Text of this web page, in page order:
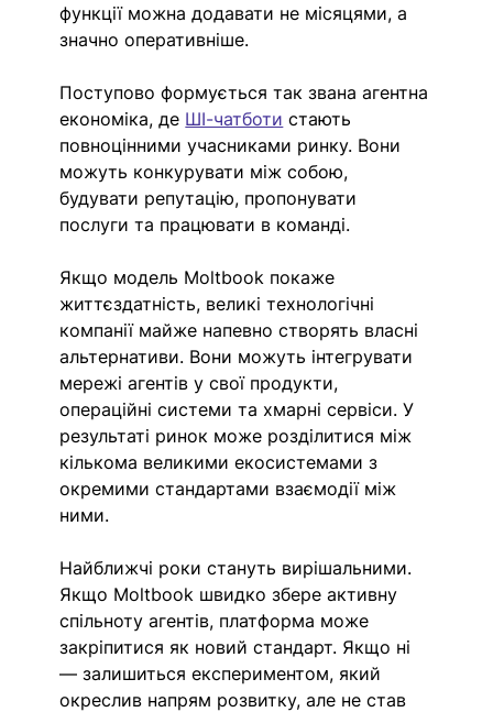
функції можна додавати не місяцями, а
значно оперативніше.
Поступово формується так звана агентна
економіка, де ШІ-чатботи стають
повноцінними учасниками ринку. Вони
можуть конкурувати між собою,
будувати репутацію, пропонувати
послуги та працювати в команді.
Якщо модель Moltbook покаже
життєздатність, великі технологічні
компанії майже напевно створять власні
альтернативи. Вони можуть інтегрувати
мережі агентів у свої продукти,
операційні системи та хмарні сервіси. У
результаті ринок може розділитися між
кількома великими екосистемами з
окремими стандартами взаємодії між
ними.
Найближчі роки стануть вирішальними.
Якщо Moltbook швидко збере активну
спільноту агентів, платформа може
закріпитися як новий стандарт. Якщо ні
— залишиться експериментом, який
окреслив напрям розвитку, але не став